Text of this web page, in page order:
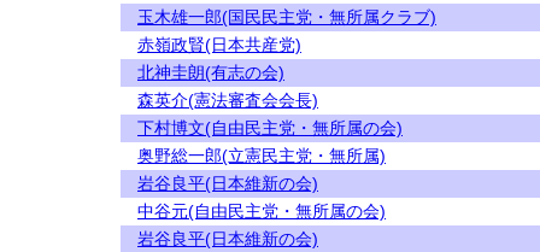
玉木雄一郎(国民民主党・無所属クラブ)
赤嶺政賢(日本共産党)
北神圭朗(有志の会)
森英介(憲法審査会会長)
下村博文(自由民主党・無所属の会)
奥野総一郎(立憲民主党・無所属)
岩谷良平(日本維新の会)
中谷元(自由民主党・無所属の会)
岩谷良平(日本維新の会)